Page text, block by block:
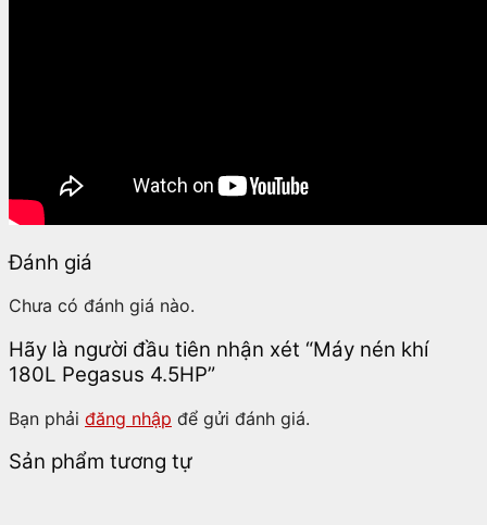
Đánh giá
Chưa có đánh giá nào.
Hãy là người đầu tiên nhận xét “Máy nén khí
180L Pegasus 4.5HP”
Bạn phải đăng nhập để gửi đánh giá.
Sản phẩm tương tự